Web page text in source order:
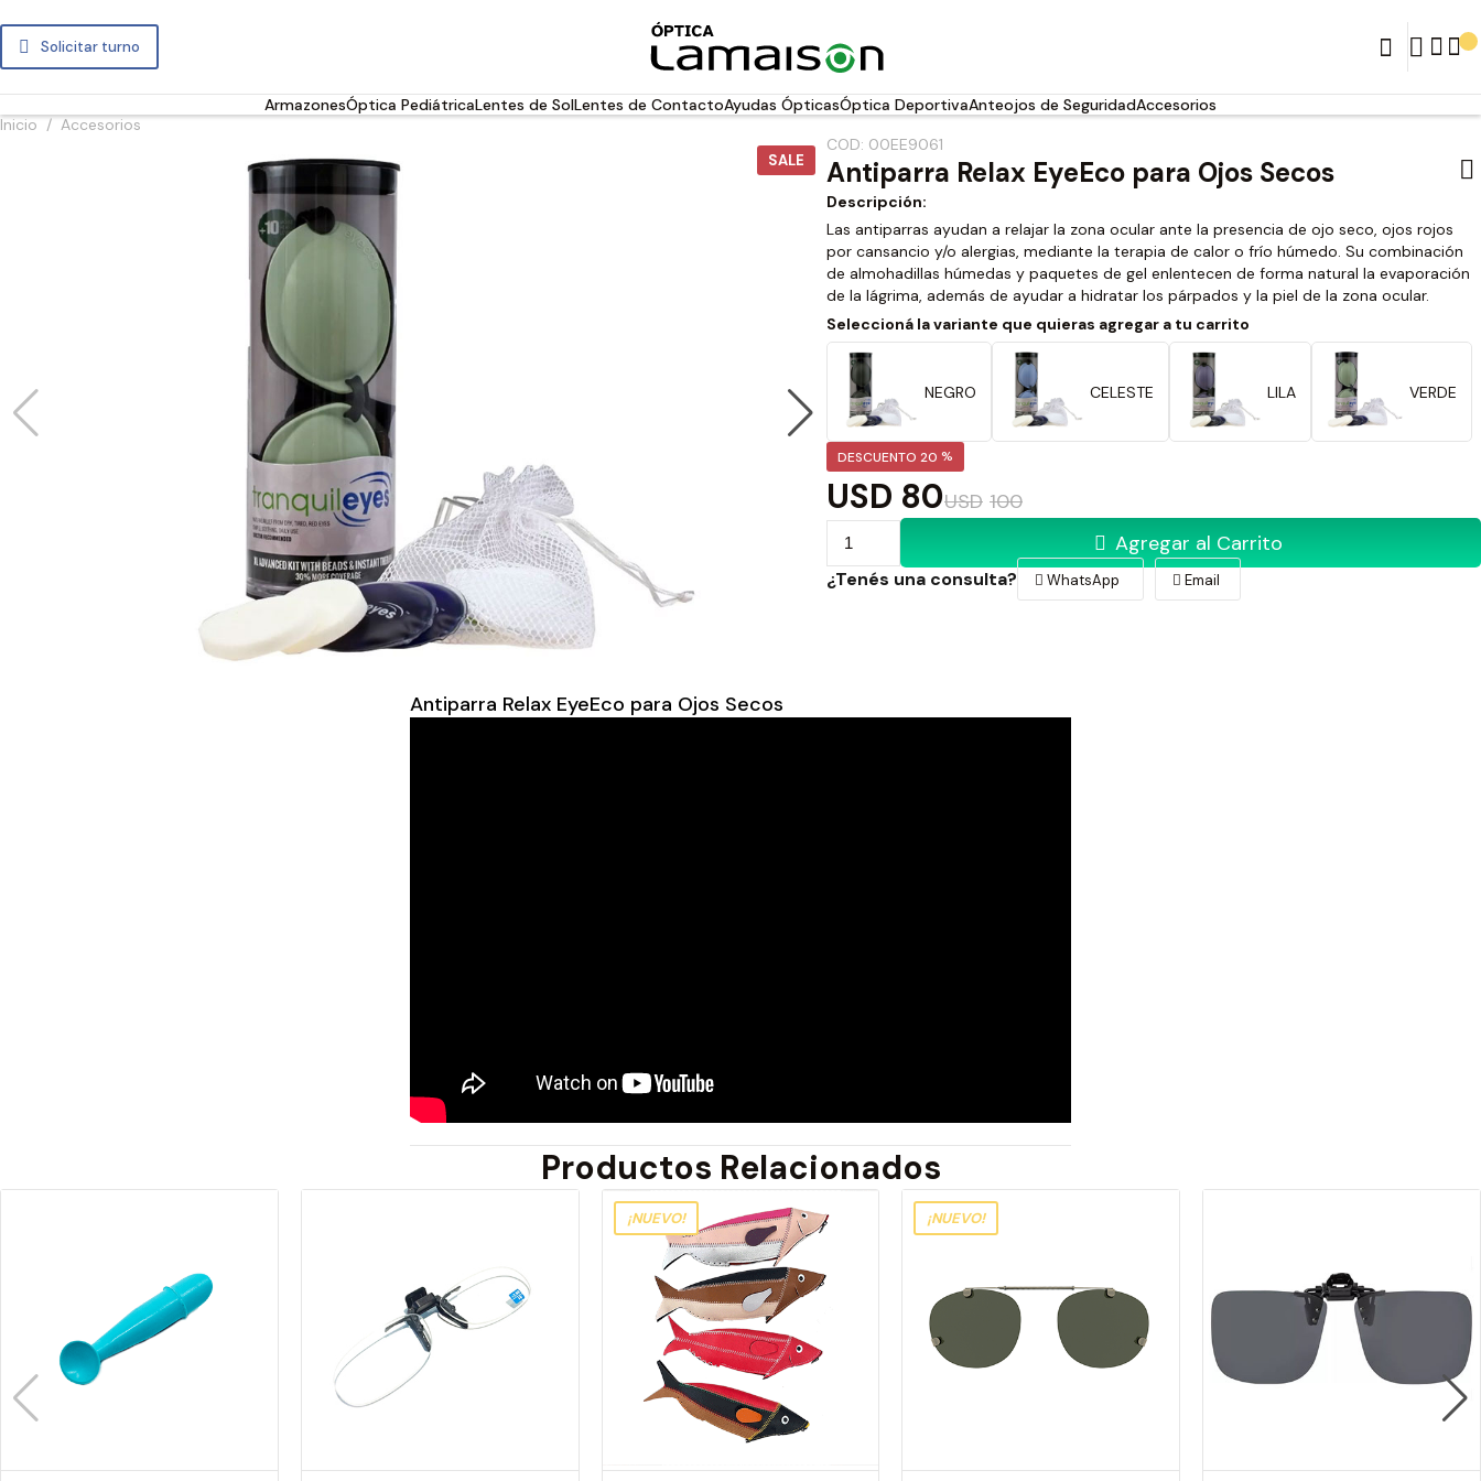
Solicitar turno
ArmazonesÓptica PediátricaLentes de SolLentes de ContactoAyudas ÓpticasÓptica DeportivaAnteojos de SeguridadAccesorios
Inicio / Accesorios
SALE
COD: 00EE9061
Antiparra Relax EyeEco para Ojos Secos
Descripción:
Las antiparras ayudan a relajar la zona ocular ante la presencia de ojo seco, ojos rojos
por cansancio y/o alergias, mediante la terapia de calor o frío húmedo. Su combinación
de almohadillas húmedas y paquetes de gel enlentecen de forma natural la evaporación
de la lágrima, además de ayudar a hidratar los párpados y la piel de la zona ocular.
Seleccioná la variante que quieras agregar a tu carrito
NEGRO CELESTE LILA VERDE
DESCUENTO 20 %
USD 80USD 100
Agregar al Carrito
¿Tenés una consulta? WhatsApp Email
Antiparra Relax EyeEco para Ojos Secos
Productos Relacionados
¡NUEVO! ¡NUEVO!